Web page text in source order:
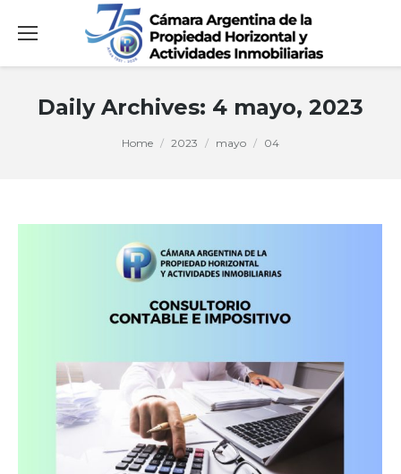
Daily Archives: 4 mayo, 2023
Home 2023 mayo 04